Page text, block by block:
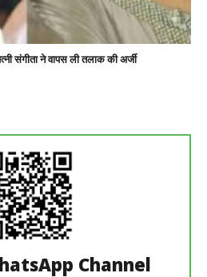
संगीता ने वापस ली तलाक की अर्जी
Channel